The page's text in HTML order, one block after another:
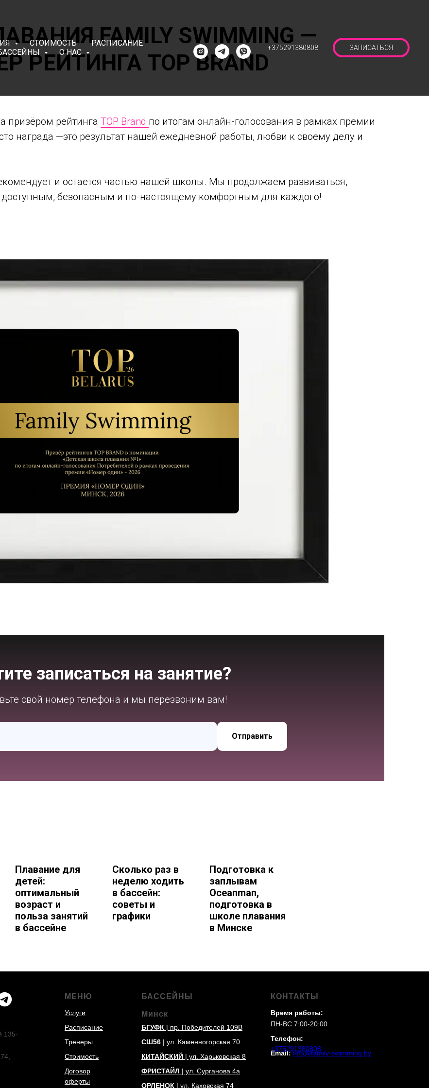
СТОИМОСТЬ
РАСПИСАНИЕ
О НАС
+375291380808 ЗАПИСАТЬСЯ
FAMILY SWIMMING —
РЕЙТИНГА TOP BRAND
призёром рейтинга TOP Brand по итогам онлайн-голосования в рамках премии
награда —это результат нашей ежедневной работы, любви к своему делу и
и остаётся частью нашей школы. Мы продолжаем развиваться,
доступным, безопасным и по-настоящему комфортным для каждого!
записаться на занятие?
свой номер телефона и мы перезвоним вам!
Отправить
Плавание для
детей:
оптимальный
возраст и
польза занятий
в бассейне
Сколько раз в
неделю ходить
в бассейн:
советы и
графики
Подготовка к
заплывам
Oceanman,
подготовка в
школе плавания
в Минске
Услуги
МЕНЮ
Договор
оферты
Расписание
Стоимость
Тренеры
Минск
БАССЕЙНЫ
БГУФК | пр. Победителей 109В
ФРИСТАЙЛ | ул. Сурганова 4а
СШ56 | ул. Каменногорская 70
КИТАЙСКИЙ | ул. Харьковская 8
ОРЛЕНОК | ул. Каховская 74
135-
ПН-ВС 7:00-20:00
Время работы:
КОНТАКТЫ
Email: info@family-swimming.by
Телефон:
+375291380808